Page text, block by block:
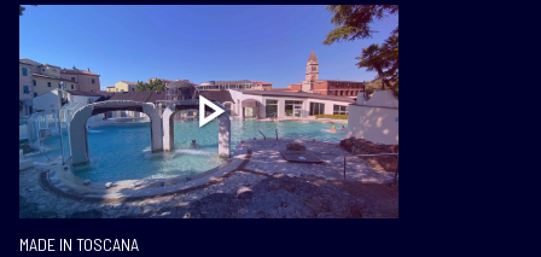
MADE IN TOSCANA